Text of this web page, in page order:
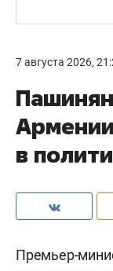
7 августа 2026,
в
Премьер-